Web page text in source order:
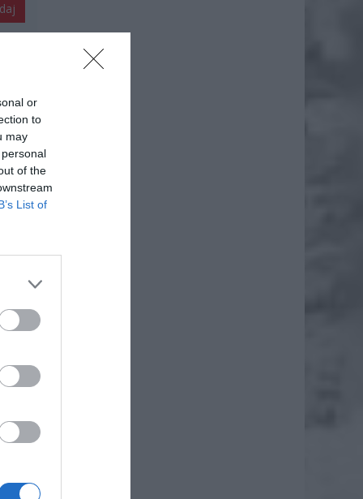
or
to
may
of the
List of
do